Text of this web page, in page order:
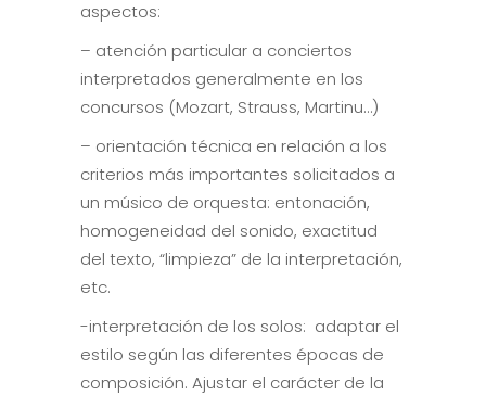
aspectos:
– atención particular a conciertos
interpretados generalmente en los
concursos (Mozart, Strauss, Martinu…)
– orientación técnica en relación a los
criterios más importantes solicitados a
un músico de orquesta: entonación,
homogeneidad del sonido, exactitud
del texto, “limpieza” de la interpretación,
etc.
-interpretación de los solos: adaptar el
estilo según las diferentes épocas de
composición. Ajustar el carácter de la